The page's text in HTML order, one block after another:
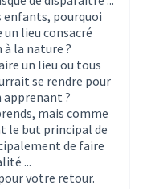
enfants, pourquoi
lieu consacré
à la nature ?
un lieu ou tous
se rendre pour
?
mais comme
le but principal de
de faire
...
votre retour.